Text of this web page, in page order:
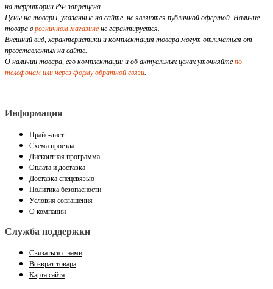
на территории РФ запрещена.
Цены на товары, указанные на сайте, не являются публичной офертой. Наличие
товара в розничном магазине не гарантируется.
Внешний вид, характеристики и комплектация товара могут отличаться от
представленных на сайте.
О наличии товара, его комплектации и об актуальных ценах уточняйте по
телефонам или через форму обратной связи.
Информация
Прайс-лист
Схема проезда
Дисконтная программа
Оплата и доставка
Доставка спецсвязью
Политика безопасности
Условия соглашения
О компании
Служба поддержки
Связаться с нами
Возврат товара
Карта сайта